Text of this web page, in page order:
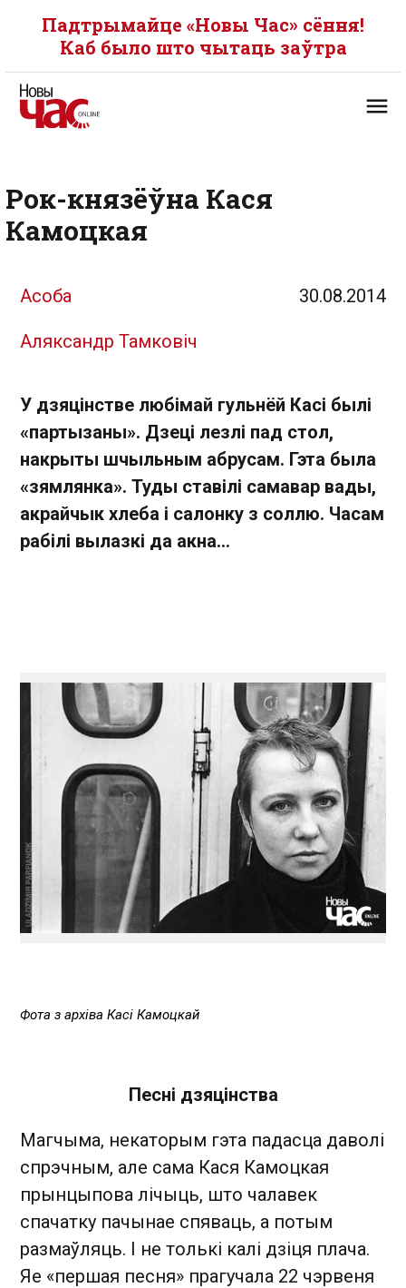
Падтрымайце «Новы Час» сёння!
Каб было што чытаць заўтра
Рок-князёўна Кася
Камоцкая
Асоба 30.08.2014
Аляксандр Тамковіч
У дзяцінстве любімай гульнёй Касі былі
«партызаны». Дзеці лезлі пад стол,
накрыты шчыльным абрусам. Гэта была
«зямлянка». Туды ставілі самавар вады,
акрайчык хлеба і салонку з соллю. Часам
рабілі вылазкі да акна...
Фота з архіва Касі Камоцкай
Песні дзяцінства
Магчыма, некаторым гэта падасца даволі
спрэчным, але сама Кася Камоцкая
прынцыпова лічыць, што чалавек
спачатку пачынае спяваць, а потым
размаўляць. І не толькі калі дзіця плача.
Яе «першая песня» прагучала 22 чэрвеня